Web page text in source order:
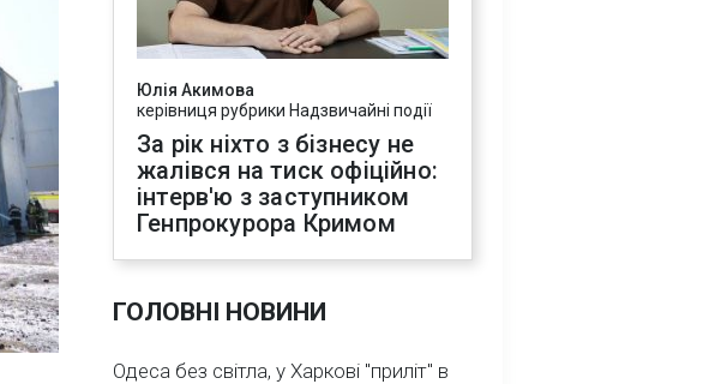
Юлія Акимова
керівниця рубрики Надзвичайні події
За рік ніхто з бізнесу не
жалівся на тиск офіційно:
інтерв'ю з заступником
Генпрокурора Кримом
ГОЛОВНІ НОВИНИ
Одеса без світла, у Харкові "приліт" в